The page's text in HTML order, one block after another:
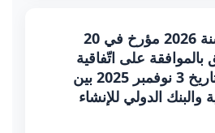
قانـون عدد 15 لسنة 2026 مؤرخ في 20
2026 يتعلّق بالموافقة على اتّفاقية
الضمان المبرمة بتاريخ 3 نوفمبر 2025 بين
والبنك الدولي للإنشاء